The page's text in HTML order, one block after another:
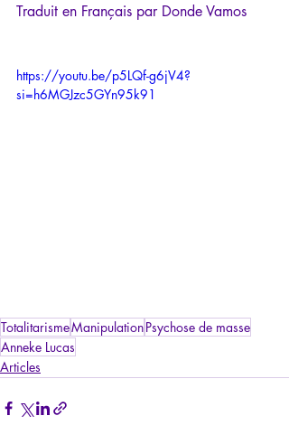
Traduit en Français par Donde Vamos
https://youtu.be/p5LQf-g6jV4?
si=h6MGJzc5GYn95k91
TotalitarismeManipulationPsychose de masse
Anneke Lucas
Articles